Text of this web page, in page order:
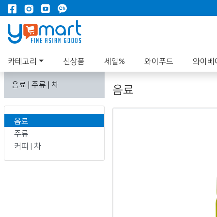
카테고리 신상품 세일% 와이푸드 와이베
음료 | 주류 | 차
음료
주류
커피 | 차
음료